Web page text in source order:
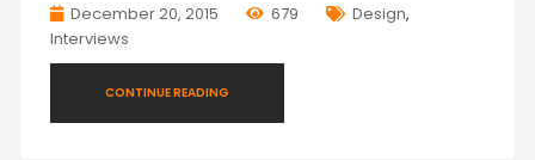
December 20, 2015 679 Design,
Interviews
CONTINUE READING